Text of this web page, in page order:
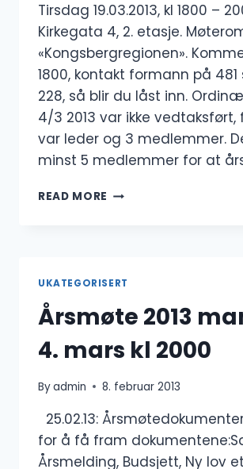
Tirsdag 19.03.2013, kl 1800 –
Kirkegata 4, 2. etasje.
«Kongsbergregionen».
1800, kontakt formann på 481
228, så blir du låst inn.
4/3 2013 var ikke
var leder og 3 medlemmer.
minst 5 medlemmer for at
READ MORE INNKALLING
UKATEGORISERT
Årsmøte 2013
4. mars kl 2000
Byadmin 8. februar 2013
25.02.13:
for å få fram
Årsmelding, Budsjett, Ny lov